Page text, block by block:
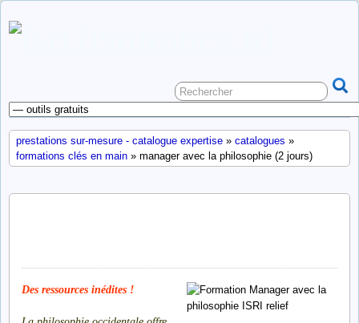
prestations sur-mesure - catalogue expertise » catalogues »
formations clés en main » manager avec la philosophie (2 jours)
Des ressources inédites !